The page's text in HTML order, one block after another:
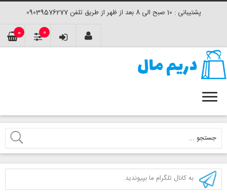
پشتیبانی : 10 صبح الی 8 بعد از ظهر از طریق تلفن 09039576277
0 0
به کانال تلگرام ما بپیوندید.